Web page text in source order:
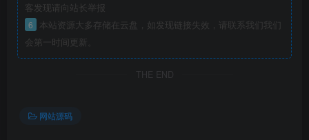
客发现请向站长举报
6
本站资源大多存储在云盘，如发现链接失效，请联系我们我们
会第一时间更新。
THE END
网站源码